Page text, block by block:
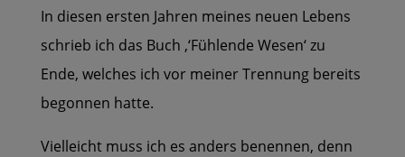
In diesen ersten Jahren meines neuen Lebens
schrieb ich das Buch ‚‘Fühlende Wesen‘ zu
Ende, welches ich vor meiner Trennung bereits
begonnen hatte.
Vielleicht muss ich es anders benennen, denn